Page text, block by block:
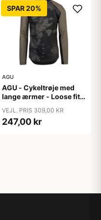
SPAR 20%
AGU
AGU - Cykeltrøje med
lange ærmer - Loose fit -
VEJL. PRIS 309,00 KR
247,00 kr